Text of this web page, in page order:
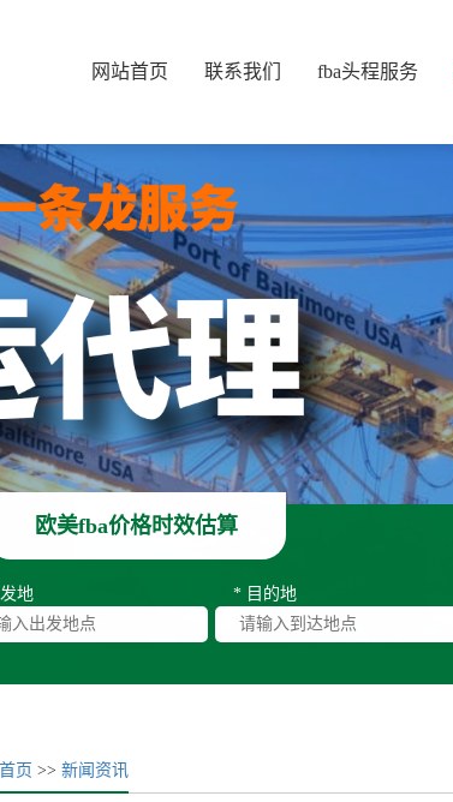
网站首页 联系我们 fba头程服务
欧美fba价格时效估算
地 * 目的地
首页 >>新闻资讯